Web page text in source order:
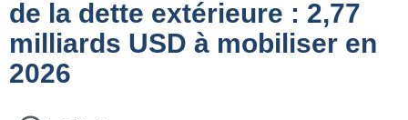
de la dette extérieure : 2,77
milliards USD à mobiliser en
2026